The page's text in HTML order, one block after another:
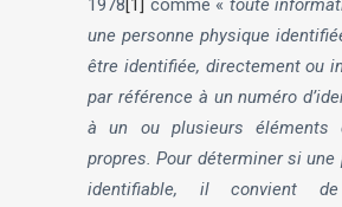
une personne physique
être identifiée, directement ou
par référence à un numéro
à un ou plusieurs
propres. Pour déterminer si une
identifiable, il convient de